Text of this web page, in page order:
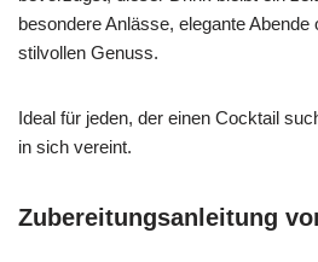
besondere Anlässe, elegante
stilvollen Genuss.
Ideal für jeden, der einen Cocktail
in sich vereint.
Zubereitungsanleitung